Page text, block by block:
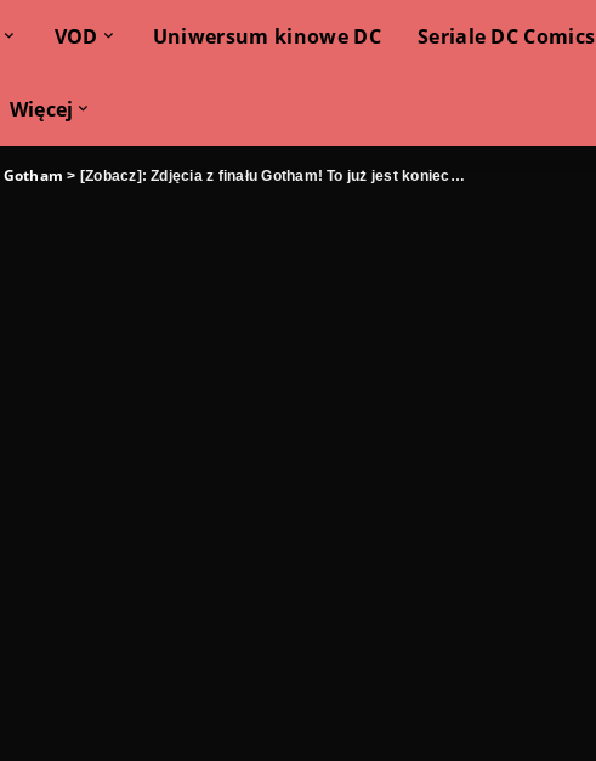
VOD Uniwersum kinowe DC Seriale DC Comics
Więcej
Gotham > [Zobacz]: Zdjęcia z finału Gotham! To już jest koniec…